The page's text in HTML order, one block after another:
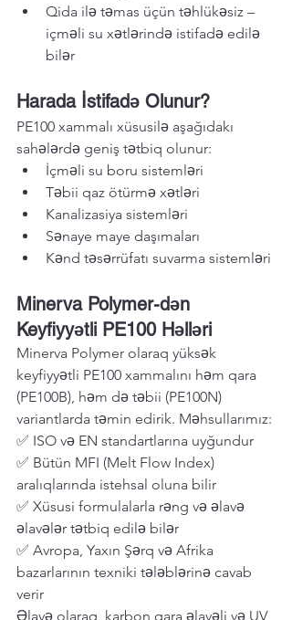
Qida ilə təmas üçün təhlükəsiz –
içməli su xətlərində istifadə edilə
bilər
Harada İstifadə Olunur?
PE100 xammalı xüsusilə aşağıdakı
sahələrdə geniş tətbiq olunur:
İçməli su boru sistemləri
Təbii qaz ötürmə xətləri
Kanalizasiya sistemləri
Sənaye maye daşımaları
Kənd təsərrüfatı suvarma sistemləri
Minerva Polymer-dən
Keyfiyyətli PE100 Həlləri
Minerva Polymer olaraq yüksək
keyfiyyətli PE100 xammalını həm qara
(PE100B), həm də təbii (PE100N)
variantlarda təmin edirik. Məhsullarımız:
✅ ISO və EN standartlarına uyğundur
✅ Bütün MFI (Melt Flow Index)
aralıqlarında istehsal oluna bilir
✅ Xüsusi formulalarla rəng və əlavə
əlavələr tətbiq edilə bilər
✅ Avropa, Yaxın Şərq və Afrika
bazarlarının texniki tələblərinə cavab
verir
Əlavə olaraq, karbon qara əlavəli və UV